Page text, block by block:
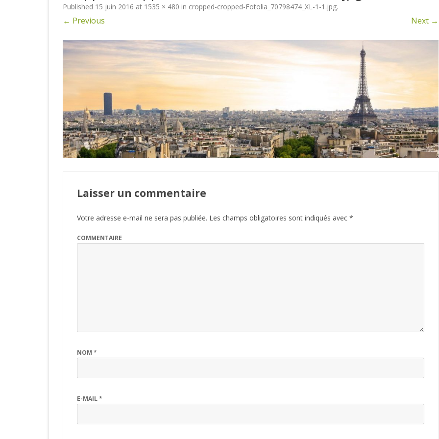
COMMUNES
Published 15 juin 2016 at 1535 × 480 in cropped-cropped-Fotolia_70798474_XL-1-1.jpg.
← Previous Next →
Laisser un commentaire
Votre adresse e-mail ne sera pas publiée. Les champs obligatoires sont indiqués avec *
COMMENTAIRE
NOM *
E-MAIL*